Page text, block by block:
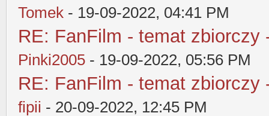
Tomek - 19-09-2022, 04:41 PM
RE: FanFilm - temat zbiorczy
Pinki2005 - 19-09-2022, 05:56 PM
RE: FanFilm - temat zbiorczy
fipii - 20-09-2022, 12:45 PM